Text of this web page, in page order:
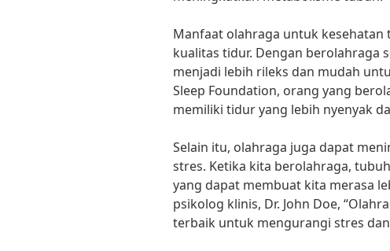
Manfaat olahraga untuk
kualitas tidur. Dengan berolahraga
menjadi lebih rileks dan mudah
Sleep Foundation, orang yang
memiliki tidur yang lebih nyenyak
Selain itu, olahraga juga dapat
stres. Ketika kita berolahraga,
yang dapat membuat kita merasa
psikolog klinis, Dr. John Doe,
terbaik untuk mengurangi stres